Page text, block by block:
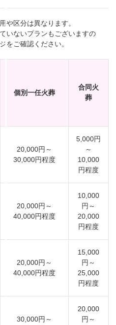
や区分は異なります。
いないプランもございますの
をご確認ください。
個別一任火葬
合同火
葬
20,000円～
30,000円程度
5,000円
～
10,000
円程度
20,000円～
40,000円程度
10,000
円～
20,000
円程度
20,000円～
40,000円程度
15,000
円～
25,000
円程度
30,000円～
20,000
円～